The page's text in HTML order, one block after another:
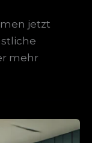
jetzt
mehr